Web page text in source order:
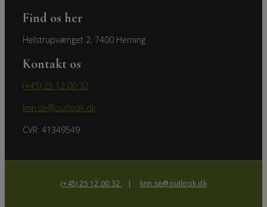
Find os her
Helstrupvænget 2, 7400 Herning
Kontakt os
(+45) 25 12 00 32
knn.se@outlook.dk
CVR: 41349549
(+45) 25 12 00 32 | knn.se@outlook.dk